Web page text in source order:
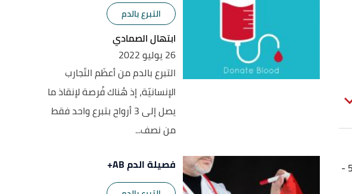
، مع العِلم أنّ المُتبرّع البالغ يمتلِك 5 -
التبرع بالدم
ابتهال الصمادي
26 يوليو 2022
التبرع بالدم من أعظَم التّجارب
الإنسانيّة، إذ هُناك فُرصة لإنقاذ ما
يصل إلى 3 أرواح بتبرع واحد فقط
من نصف...
فصيلة الدم AB+